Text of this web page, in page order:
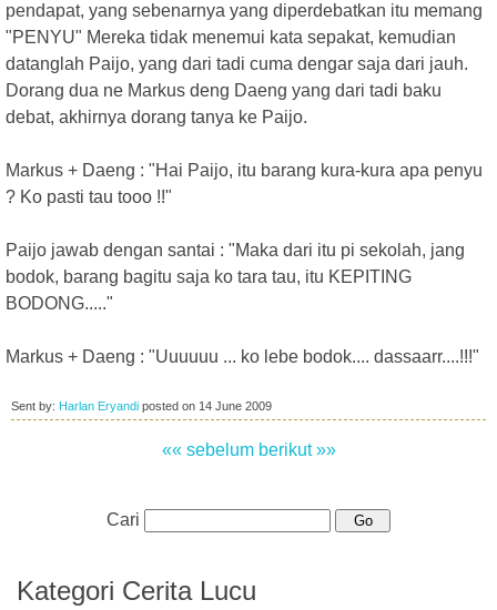
pendapat, yang sebenarnya yang diperdebatkan itu memang
"PENYU" Mereka tidak menemui kata sepakat, kemudian
datanglah Paijo, yang dari tadi cuma dengar saja dari jauh.
Dorang dua ne Markus deng Daeng yang dari tadi baku
debat, akhirnya dorang tanya ke Paijo.
Markus + Daeng : "Hai Paijo, itu barang kura-kura apa penyu
? Ko pasti tau tooo !!"
Paijo jawab dengan santai : "Maka dari itu pi sekolah, jang
bodok, barang bagitu saja ko tara tau, itu KEPITING
BODONG....."
Markus + Daeng : "Uuuuuu ... ko lebe bodok.... dassaarr....!!!"
Sent by: Harlan Eryandi posted on 14 June 2009
«« sebelum berikut »»
Cari
Kategori Cerita Lucu